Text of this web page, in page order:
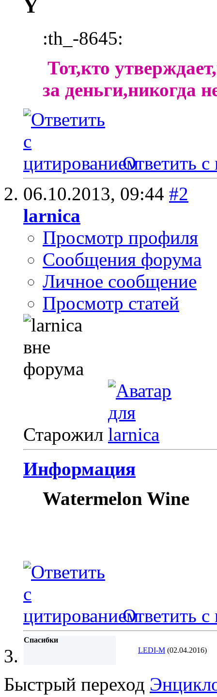
Y
:th_-8645:
Тот,кто
за деньги,никогда
Ответить с
06.10.2013, 09:44 #2
larnica
Просмотр профиля
Сообщения форума
Личное сообщение
Просмотр статей
Старожил
Информация
Watermelon Wine
Ответить с
Спасибки
LEDI-M (02.04.2016)
Быстрый переход